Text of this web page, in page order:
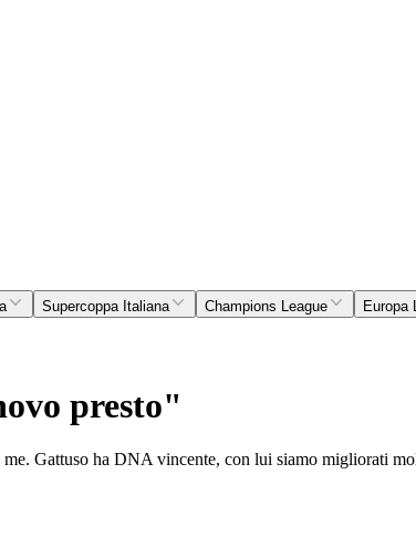
Supercoppa Italiana Champions League Europa
presto"
Gattuso ha DNA vincente, con lui siamo migliorati